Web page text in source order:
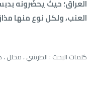
العراق؛ حيث يحضّرونه
العنب، ولكل نوع منها
كلمات البحث : الطرشي ، مخلل